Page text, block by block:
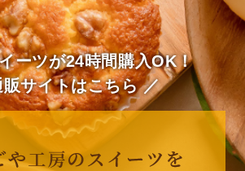
ーツが24時間購入OK！
サイトはこちら ／